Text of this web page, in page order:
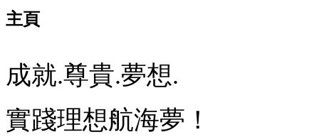
主頁
成就.尊貴.夢想.
實踐理想航海夢！